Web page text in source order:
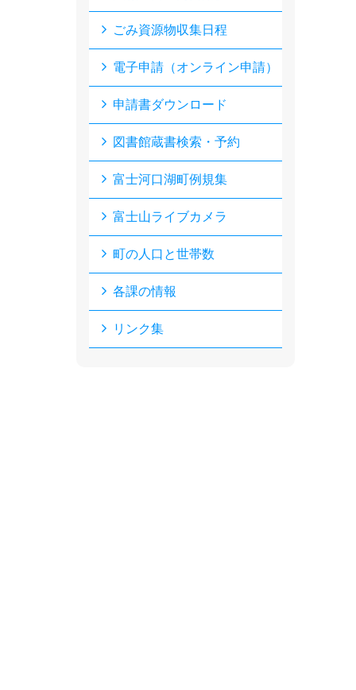
ごみ資源物収集日程
電子申請（オンライン申請）
申請書ダウンロード
図書館蔵書検索・予約
富士河口湖町例規集
富士山ライブカメラ
町の人口と世帯数
各課の情報
リンク集